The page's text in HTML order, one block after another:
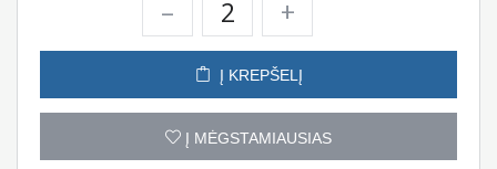
– +
Į KREPŠELĮ
Į MĖGSTAMIAUSIAS